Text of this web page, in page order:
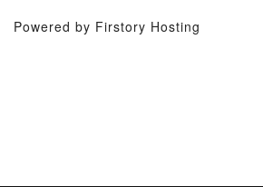
Powered by Firstory Hosting